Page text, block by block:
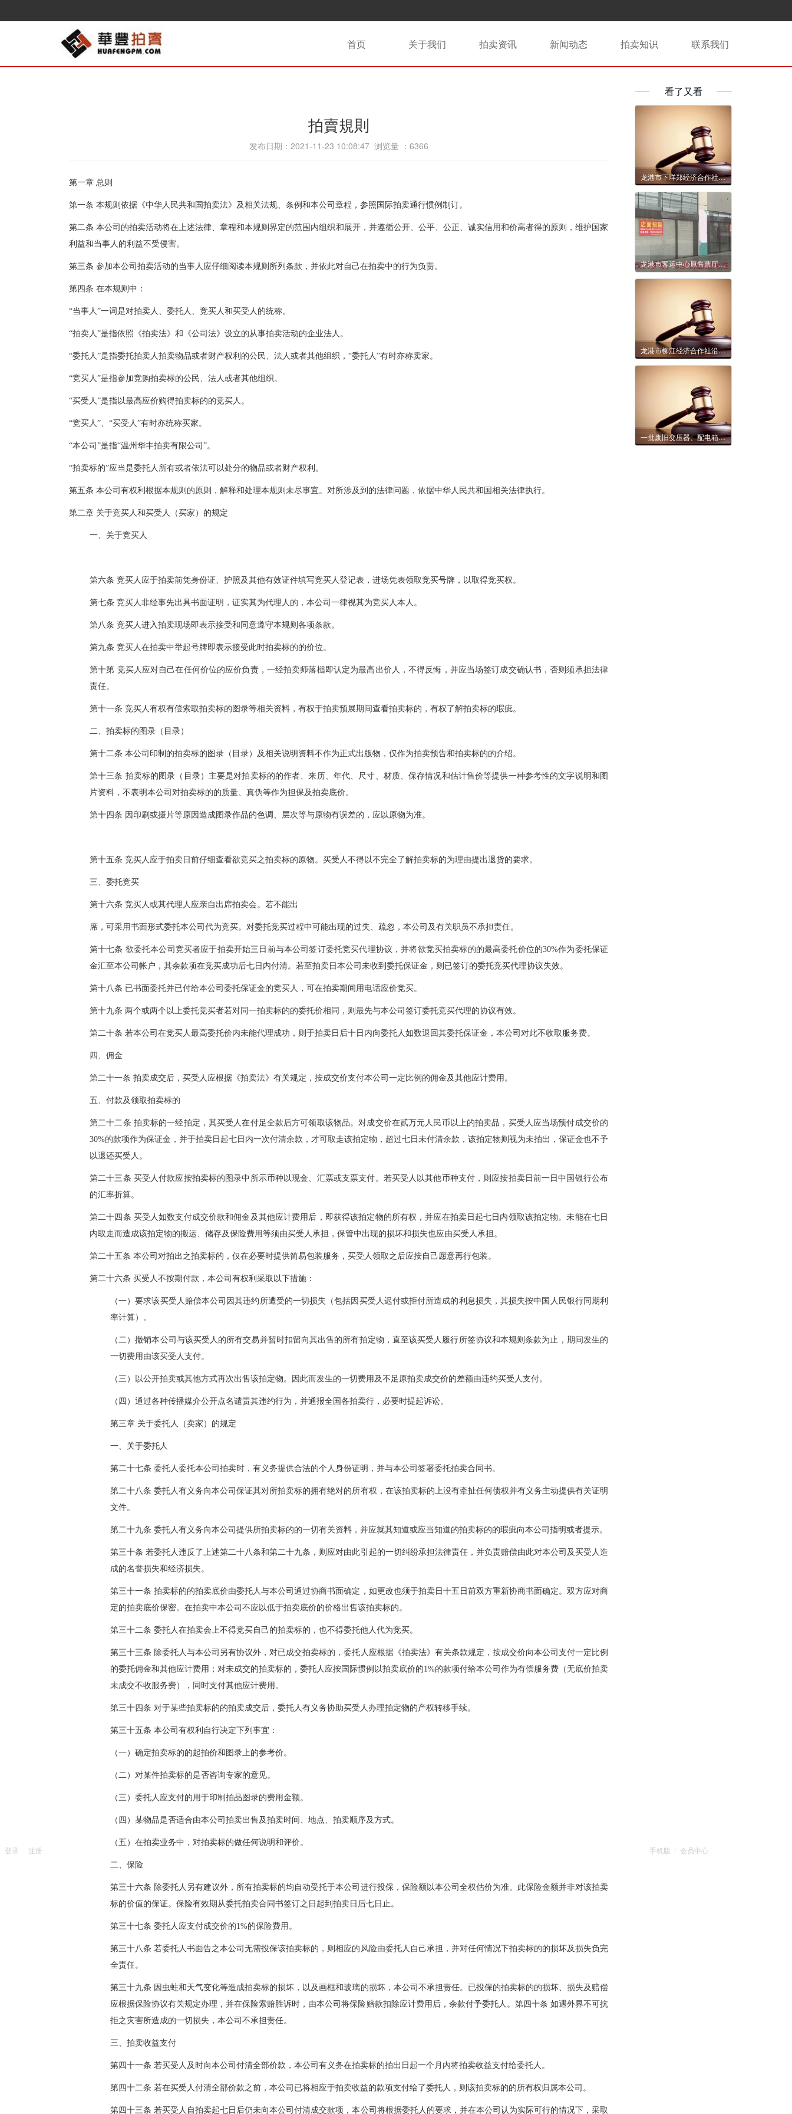
登录 注册 手机版 会员中心
首页 关于我们 拍卖资讯 新闻动态 拍卖知识 联系我们
拍賣規則
发布日期：2021-11-23 10:08:47 浏览量 ： 6366
第一章 总则
第一条 本规则依据《中华人民共和国拍卖法》及相关法规、条例和本公司章程，参照国际拍卖通行惯例制订。
第二条 本公司的拍卖活动将在上述法律、章程和本规则界定的范围内组织和展开，并遵循公开、公平、公正、诚实信用和价高者得的原则，维护国家
利益和当事人的利益不受侵害。
第三条 参加本公司拍卖活动的当事人应仔细阅读本规则所列条款，并依此对自己在拍卖中的行为负责。
第四条 在本规则中：
“当事人”一词是对拍卖人、委托人、竞买人和买受人的统称。
“拍卖人”是指依照《拍卖法》和《公司法》设立的从事拍卖活动的企业法人。
“委托人”是指委托拍卖人拍卖物品或者财产权利的公民、法人或者其他组织，“委托人”有时亦称卖家。
“竞买人”是指参加竞购拍卖标的公民、法人或者其他组织。
“买受人”是指以最高应价购得拍卖标的的竞买人。
“竞买人”、“买受人”有时亦统称买家。
“本公司”是指“温州华丰拍卖有限公司”。
“拍卖标的”应当是委托人所有或者依法可以处分的物品或者财产权利。
第五条 本公司有权利根据本规则的原则，解释和处理本规则未尽事宜。对所涉及到的法律问题，依据中华人民共和国相关法律执行。
第二章 关于竞买人和买受人（买家）的规定
一、 关于竞买人
第六条 竞买人应于拍卖前凭身份证、护照及其他有效证件填写竞买人登记表，进场凭表领取竞买号牌，以取得竞买权。
第七条 竞买人非经事先出具书面证明，证实其为代理人的，本公司一律视其为竞买人本人。
第八条 竞买人进入拍卖现场即表示接受和同意遵守本规则各项条款。
第九条 竞买人在拍卖中举起号牌即表示接受此时拍卖标的的价位。
第十第 竞买人应对自己在任何价位的应价负责，一经拍卖师落槌即认定为最高出价人，不得反悔，并应当场签订成交确认书，否则须承担法律
责任。
第十一条 竞买人有权有偿索取拍卖标的图录等相关资料，有权于拍卖预展期间查看拍卖标的，有权了解拍卖标的瑕疵。
二、拍卖标的图录（目录）
第十二条 本公司印制的拍卖标的图录（目录）及相关说明资料不作为正式出版物，仅作为拍卖预告和拍卖标的的介绍。
第十三条 拍卖标的图录（目录）主要是对拍卖标的的作者、来历、年代、尺寸、材质、保存情况和估计售价等提供一种参考性的文字说明和图
片资料，不表明本公司对拍卖标的的质量、真伪等作为担保及拍卖底价。
第十四条 因印刷或摄片等原因造成图录作品的色调、层次等与原物有误差的，应以原物为准。
第十五条 竞买人应于拍卖日前仔细查看欲竞买之拍卖标的原物。买受人不得以不完全了解拍卖标的为理由提出退货的要求。
三、委托竞买
第十六条 竞买人或其代理人应亲自出席拍卖会。若不能出
席，可采用书面形式委托本公司代为竞买。对委托竞买过程中可能出现的过失、疏忽，本公司及有关职员不承担责任。
第十七条 欲委托本公司竞买者应于拍卖开始三日前与本公司签订委托竞买代理协议，并将欲竞买拍卖标的的最高委托价位的30%作为委托保证
金汇至本公司帐户，其余款项在竞买成功后七日内付清。若至拍卖日本公司未收到委托保证金，则已签订的委托竞买代理协议失效。
第十八条 已书面委托并已付给本公司委托保证金的竞买人，可在拍卖期间用电话应价竞买。
第十九条 两个或两个以上委托竞买者若对同一拍卖标的的委托价相同，则最先与本公司签订委托竞买代理的协议有效。
第二十条 若本公司在竞买人最高委托价内未能代理成功，则于拍卖日后十日内向委托人如数退回其委托保证金，本公司对此不收取服务费。
四、佣金
第二十一条 拍卖成交后，买受人应根据《拍卖法》有关规定，按成交价支付本公司一定比例的佣金及其他应计费用。
五、付款及领取拍卖标的
第二十二条 拍卖标的一经拍定，其买受人在付足全款后方可领取该物品。对成交价在贰万元人民币以上的拍卖品，买受人应当场预付成交价的
30%的款项作为保证金，并于拍卖日起七日内一次付清余款，才可取走该拍定物，超过七日未付清余款，该拍定物则视为未拍出，保证金也不予
以退还买受人。
第二十三条 买受人付款应按拍卖标的图录中所示币种以现金、汇票或支票支付。若买受人以其他币种支付，则应按拍卖日前一日中国银行公布
的汇率折算。
第二十四条 买受人如数支付成交价款和佣金及其他应计费用后，即获得该拍定物的所有权，并应在拍卖日起七日内领取该拍定物。未能在七日
内取走而造成该拍定物的搬运、储存及保险费用等须由买受人承担，保管中出现的损坏和损失也应由买受人承担。
第二十五条 本公司对拍出之拍卖标的，仅在必要时提供简易包装服务，买受人领取之后应按自己愿意再行包装。
第二十六条 买受人不按期付款，本公司有权利采取以下措施：
（一）要求该买受人赔偿本公司因其违约所遭受的一切损失（包括因买受人迟付或拒付所造成的利息损失，其损失按中国人民银行同期利
率计算）。
（二）撤销本公司与该买受人的所有交易并暂时扣留向其出售的所有拍定物，直至该买受人履行所签协议和本规则条款为止，期间发生的
一切费用由该买受人支付。
（三）以公开拍卖或其他方式再次出售该拍定物。因此而发生的一切费用及不足原拍卖成交价的差额由违约买受人支付。
（四）通过各种传播媒介公开点名谴责其违约行为，并通报全国各拍卖行，必要时提起诉讼。
第三章 关于委托人（卖家）的规定
一、关于委托人
第二十七条 委托人委托本公司拍卖时，有义务提供合法的个人身份证明，并与本公司签署委托拍卖合同书。
第二十八条 委托人有义务向本公司保证其对所拍卖标的拥有绝对的所有权，在该拍卖标的上没有牵扯任何债权并有义务主动提供有关证明
文件。
第二十九条 委托人有义务向本公司提供所拍卖标的的一切有关资料，并应就其知道或应当知道的拍卖标的的瑕疵向本公司指明或者提示。
第三十条 若委托人违反了上述第二十八条和第二十九条，则应对由此引起的一切纠纷承担法律责任，并负责赔偿由此对本公司及买受人造
成的名誉损失和经济损失。
第三十一条 拍卖标的的拍卖底价由委托人与本公司通过协商书面确定，如更改也须于拍卖日十五日前双方重新协商书面确定。双方应对商
定的拍卖底价保密。在拍卖中本公司不应以低于拍卖底价的价格出售该拍卖标的。
第三十二条 委托人在拍卖会上不得竞买自己的拍卖标的，也不得委托他人代为竞买。
第三十三条 除委托人与本公司另有协议外，对已成交拍卖标的，委托人应根据《拍卖法》有关条款规定，按成交价向本公司支付一定比例
的委托佣金和其他应计费用；对未成交的拍卖标的，委托人应按国际惯例以拍卖底价的1%的款项付给本公司作为有偿服务费（无底价拍卖
未成交不收服务费），同时支付其他应计费用。
第三十四条 对于某些拍卖标的的拍卖成交后，委托人有义务协助买受人办理拍定物的产权转移手续。
第三十五条 本公司有权利自行决定下列事宜：
（一）确定拍卖标的的起拍价和图录上的参考价。
（二）对某件拍卖标的是否咨询专家的意见。
（三）委托人应支付的用于印制拍品图录的费用金额。
（四）某物品是否适合由本公司拍卖出售及拍卖时间、地点、拍卖顺序及方式。
（五）在拍卖业务中，对拍卖标的做任何说明和评价。
二、保险
第三十六条 除委托人另有建议外，所有拍卖标的均自动受托于本公司进行投保，保险额以本公司全权估价为准。此保险金额并非对该拍卖
标的价值的保证。保险有效期从委托拍卖合同书签订之日起到拍卖日后七日止。
第三十七条 委托人应支付成交价的1%的保险费用。
第三十八条 若委托人书面告之本公司无需投保该拍卖标的，则相应的风险由委托人自己承担，并对任何情况下拍卖标的的损坏及损失负完
全责任。
第三十九条 因虫蛀和天气变化等造成拍卖标的损坏，以及画框和玻璃的损坏，本公司不承担责任。已投保的拍卖标的的损坏、损失及赔偿
应根据保险协议有关规定办理，并在保险索赔胜诉时，由本公司将保险赔款扣除应计费用后，余款付予委托人。第四十条 如遇外界不可抗
拒之灾害所造成的一切损失，本公司不承担责任。
三、拍卖收益支付
第四十一条 若买受人及时向本公司付清全部价款，本公司有义务在拍卖标的拍出日起一个月内将拍卖收益支付给委托人。
第四十二条 若在买受人付清全部价款之前，本公司已将相应于拍卖收益的款项支付给了委托人，则该拍卖标的的所有权归属本公司。
第四十三条 若买受人自拍卖起七日后仍未向本公司付清成交款项，本公司将根据委托人的要求，并在本公司认为实际可行的情况下，采取
看了又看
龙港市下垟郑经济合作社站港大道567号福园大酒店（原新联大酒店）6年租赁权拍卖公告
龙港市客运中心原售票厅店面5年租赁权交易公告
龙港市柳江经济合作社沿江路以南、西三路以西空地、柳江农贸市场（在建）西首空地2年租赁权拍卖公告
一批废旧变压器、配电箱等资产转让交易公告